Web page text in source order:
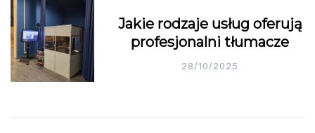
Jakie rodzaje usług oferują
profesjonalni tłumacze
28/10/2025